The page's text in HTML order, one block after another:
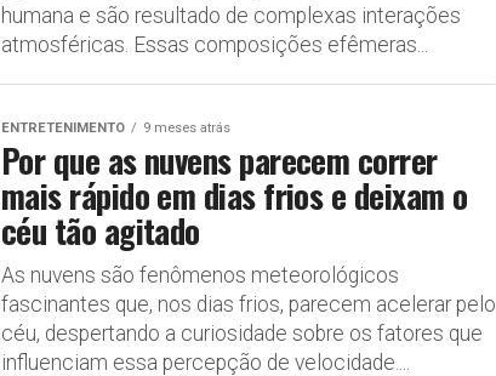
humana e são resultado de complexas interações
atmosféricas. Essas composições efêmeras...
ENTRETENIMENTO 9 meses atrás
Por que as nuvens parecem correr
mais rápido em dias frios e deixam o
céu tão agitado
As nuvens são fenômenos meteorológicos
fascinantes que, nos dias frios, parecem acelerar pelo
céu, despertando a curiosidade sobre os fatores que
influenciam essa percepção de velocidade....